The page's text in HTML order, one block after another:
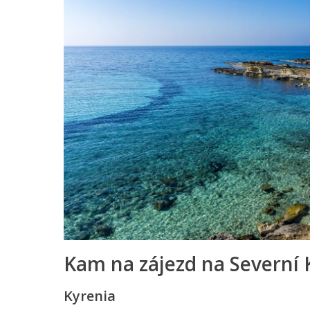
Kam na zájezd na Severní
Kyrenia